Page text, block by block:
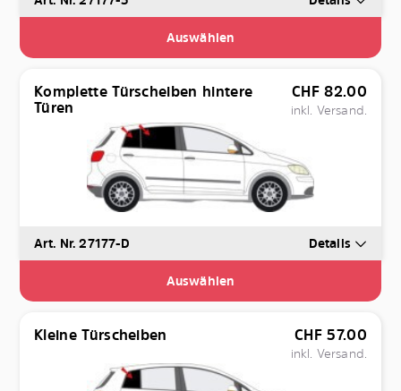
Auswählen
Komplette Türscheiben hintere
Türen
CHF 82.00
inkl. Versand.
Art. Nr. 27177-D Details
Auswählen
Kleine Türscheiben CHF 57.00
inkl. Versand.